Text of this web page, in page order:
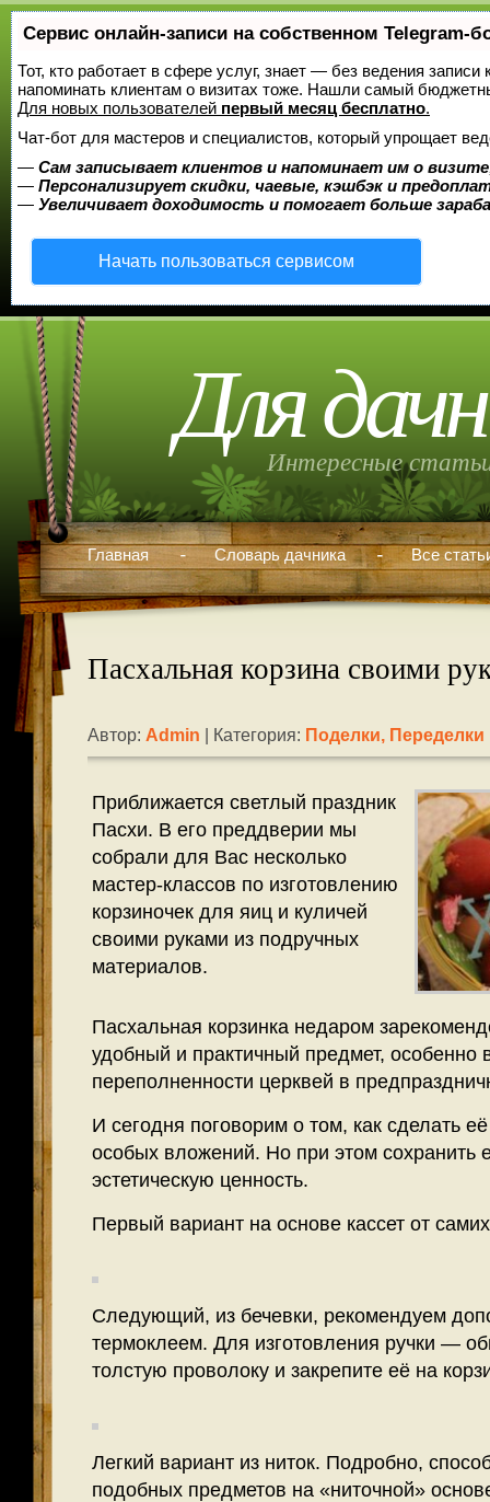
Сервис онлайн-записи на собственном Telegram-
Тот, кто работает в сфере услуг, знает — без ведения
напоминать клиентам о визитах тоже. Нашли самый
Для новых пользователей первый месяц бесплатно.
Чат-бот для мастеров и специалистов, который упрощает
— Сам записывает клиентов и напоминает им о
— Персонализирует скидки, чаевые, кэшбэк и
— Увеличивает доходимость и помогает больше
Начать пользоваться сервисом
Для
Интересные
Главная Словарь дачника Все
Пасхальная корзина своими
Автор: Admin | Категория: Поделки, Переделки
Приближается светлый праздник
Пасхи. В его преддверии мы
собрали для Вас несколько
мастер-классов по изготовлению
корзиночек для яиц и куличей
своими руками из подручных
материалов.
Пасхальная корзинка недаром
удобный и практичный предмет, особенно
переполненности церквей в
И сегодня поговорим о том, как сделать
особых вложений. Но при этом сохранить
эстетическую ценность.
Первый вариант на основе кассет от
Следующий, из бечевки, рекомендуем
термоклеем. Для изготовления ручки —
толстую проволоку и закрепите её на
Легкий вариант из ниток. Подробно,
подобных предметов на «ниточной»